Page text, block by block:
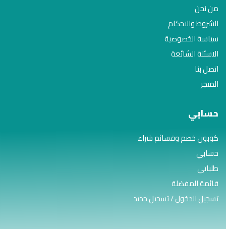
من نحن
الشروط والاحكام
سياسة الخصوصية
الاسئلة الشائعة
اتصل بنا
المتجر
حسابي
كوبون خصم وقسائم شراء
حسابي
طلباتي
قائمة المفضلة
تسجيل الدخول / تسجيل جديد